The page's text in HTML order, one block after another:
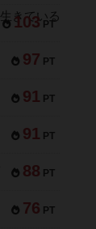
103 PT
97 PT
91 PT
91 PT
88 PT
76 PT